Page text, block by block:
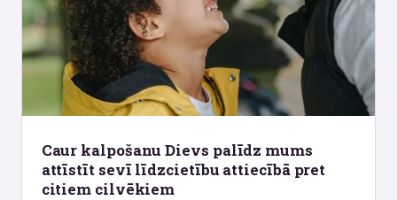
Caur kalpošanu Dievs palīdz mums
attīstīt sevī līdzcietību attiecībā pret
citiem cilvēkiem